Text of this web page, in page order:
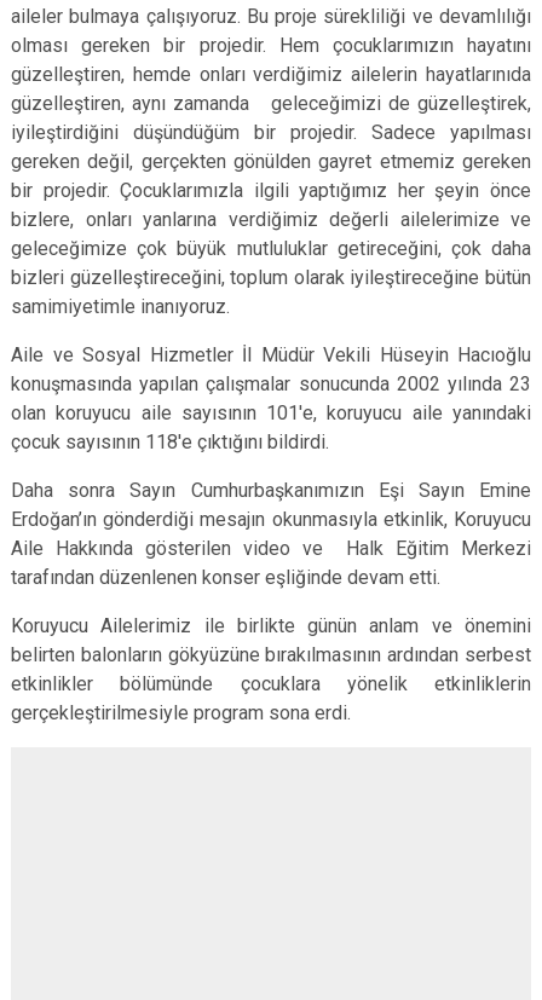
aileler bulmaya çalışıyoruz. Bu proje sürekliliği ve devamlılığı
olması gereken bir projedir. Hem çocuklarımızın hayatını
güzelleştiren, hemde onları verdiğimiz ailelerin hayatlarınıda
güzelleştiren, aynı zamanda geleceğimizi de güzelleştirek,
iyileştirdiğini düşündüğüm bir projedir. Sadece yapılması
gereken değil, gerçekten gönülden gayret etmemiz gereken
bir projedir. Çocuklarımızla ilgili yaptığımız her şeyin önce
bizlere, onları yanlarına verdiğimiz değerli ailelerimize ve
geleceğimize çok büyük mutluluklar getireceğini, çok daha
bizleri güzelleştireceğini, toplum olarak iyileştireceğine bütün
samimiyetimle inanıyoruz.
Aile ve Sosyal Hizmetler İl Müdür Vekili Hüseyin Hacıoğlu
konuşmasında yapılan çalışmalar sonucunda 2002 yılında 23
olan koruyucu aile sayısının 101'e, koruyucu aile yanındaki
çocuk sayısının 118'e çıktığını bildirdi.
Daha sonra Sayın Cumhurbaşkanımızın Eşi Sayın Emine
Erdoğan’ın gönderdiği mesajın okunmasıyla etkinlik, Koruyucu
Aile Hakkında gösterilen video ve Halk Eğitim Merkezi
tarafından düzenlenen konser eşliğinde devam etti.
Koruyucu Ailelerimiz ile birlikte günün anlam ve önemini
belirten balonların gökyüzüne bırakılmasının ardından serbest
etkinlikler bölümünde çocuklara yönelik etkinliklerin
gerçekleştirilmesiyle program sona erdi.